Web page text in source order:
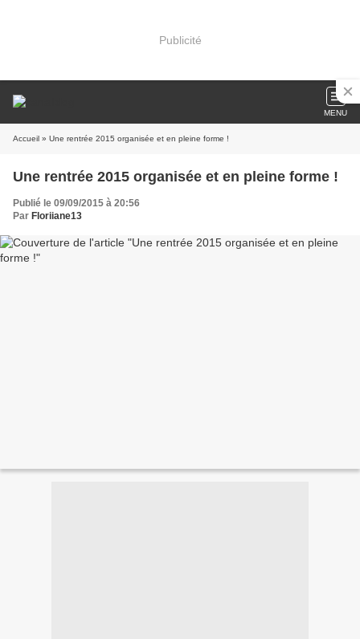
Publicité
MENU
Accueil » Une rentrée 2015 organisée et en pleine forme !
Une rentrée 2015 organisée et en pleine forme !
Publié le 09/09/2015 à 20:56
Par Floriiane13